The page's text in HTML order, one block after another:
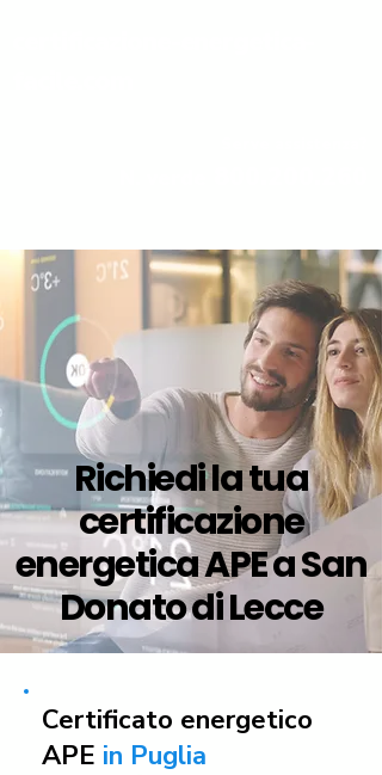
Richiedi la tua
certificazione
energetica APE a San
Donato di Lecce
Certificato energetico
APE in Puglia